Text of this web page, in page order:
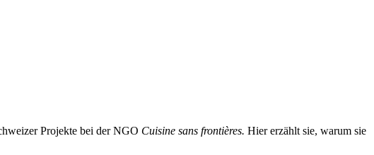
Projekte bei der NGO Cuisine sans frontières. Hier erzählt sie, warum sie